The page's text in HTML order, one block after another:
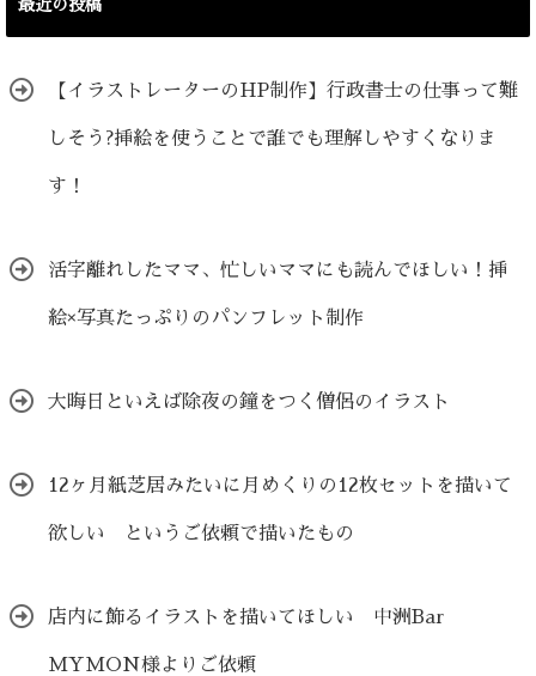
最近の投稿
【イラストレーターのHP制作】行政書士の仕事って難
しそう?挿絵を使うことで誰でも理解しやすくなりま
す！
活字離れしたママ、忙しいママにも読んでほしい！挿
絵×写真たっぷりのパンフレット制作
大晦日といえば除夜の鐘をつく僧侶のイラスト
12ヶ月紙芝居みたいに月めくりの12枚セットを描いて
欲しい というご依頼で描いたもの
店内に飾るイラストを描いてほしい 中洲Bar
MYMON様よりご依頼